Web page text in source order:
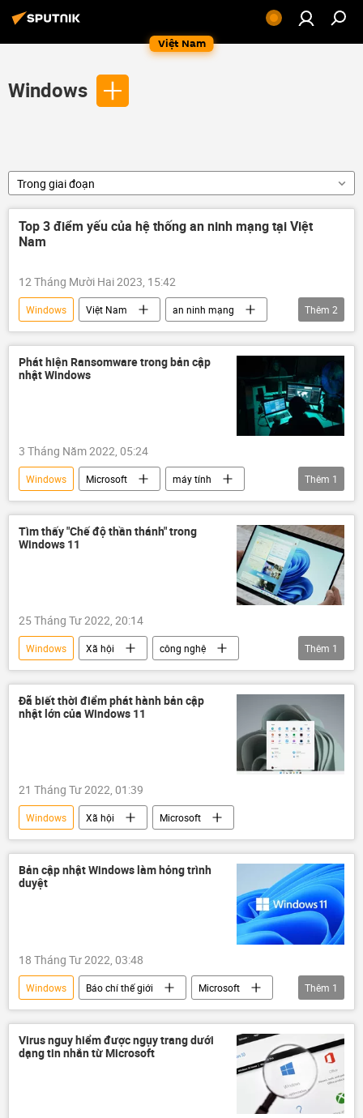
Việt Nam
Windows
Trong giai đoạn
Top 3 điểm yếu của hệ thống an ninh mạng tại Việt
Nam
12 Tháng Mười Hai 2023, 15:42
Windows Việt Nam
an ninh mạng
Microsoft
Bộ Công an Việt Nam
Thêm 2
Phát hiện Ransomware trong bản cập
nhật Windows
3 Tháng Năm 2022, 05:24
Windows Microsoft
máy tính
virus
Thêm 1
Tìm thấy "Chế độ thần thánh" trong
Windows 11
25 Tháng Tư 2022, 20:14
Windows Xã hội
công nghệ
Microsoft
Thêm 1
Đã biết thời điểm phát hành bản cập
nhật lớn của Windows 11
21 Tháng Tư 2022, 01:39
Windows Xã hội Microsoft
Bản cập nhật Windows làm hỏng trình
duyệt
18 Tháng Tư 2022, 03:48
Windows Báo chí thế giới
Microsoft
máy tính
Thêm 1
Virus nguy hiểm được ngụy trang dưới
dạng tin nhắn từ Microsoft